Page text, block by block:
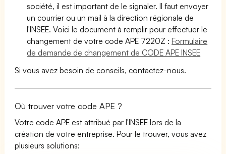
société, il est important de le signaler. Il faut envoyer
un courrier ou un mail à la direction régionale de
l'INSEE. Voici le document à remplir pour effectuer le
changement de votre code APE 7220Z :Formulaire
de demande de changement de CODE APE INSEE
Si vous avez besoin de conseils, contactez-nous.
Où trouver votre code APE ?
Votre code APE est attribué par l'INSEE lors de la
création de votre entreprise. Pour le trouver, vous avez
plusieurs solutions: